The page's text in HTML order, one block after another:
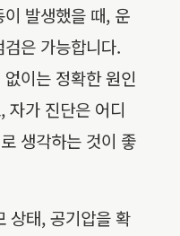
발생했을 때, 운
은 가능합니다.
이는 정확한 원인
자가 진단은 어디
생각하는 것이 좋
상태, 공기압을 확